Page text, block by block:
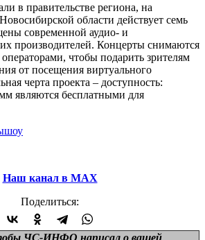
в правительстве региона, на
области действует семь
современной аудио- и
производителей. Концерты снимаются
чтобы подарить зрителям
от посещения виртуального
черта проекта – доступность:
являются бесплатными для
шоу
Наш канал в МАХ
Поделиться:
ЧС-ИНФО написал о вашей